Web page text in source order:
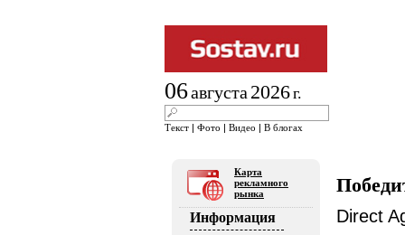
06августа 2026г.
Текст | Фото | Видео | В блогах
Карта
рекламного
рынка
Информация Direct